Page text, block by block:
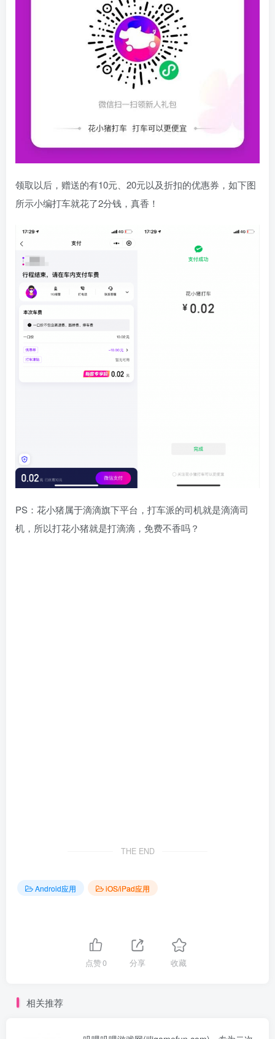
领取以后，赠送的有10元、20元以及折扣的优惠券，如下图
所示小编打车就花了2分钱，真香！
PS：花小猪属于滴滴旗下平台，打车派的司机就是滴滴司
机，所以打花小猪就是打滴滴，免费不香吗？
THE END
Android应用 iOS/iPad应用
点赞0 分享 收藏
相关推荐